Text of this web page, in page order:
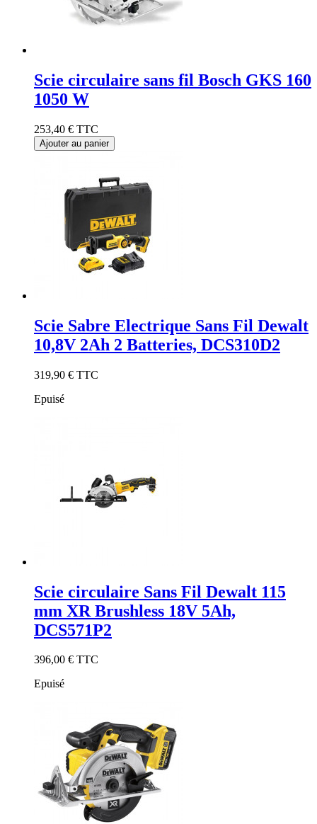
Scie circulaire sans fil Bosch GKS 160
1050 W
253,40 € TTC
Ajouter au panier
Scie Sabre Electrique Sans Fil Dewalt
10,8V 2Ah 2 Batteries, DCS310D2
319,90 € TTC
Epuisé
Scie circulaire Sans Fil Dewalt 115
mm XR Brushless 18V 5Ah,
DCS571P2
396,00 € TTC
Epuisé